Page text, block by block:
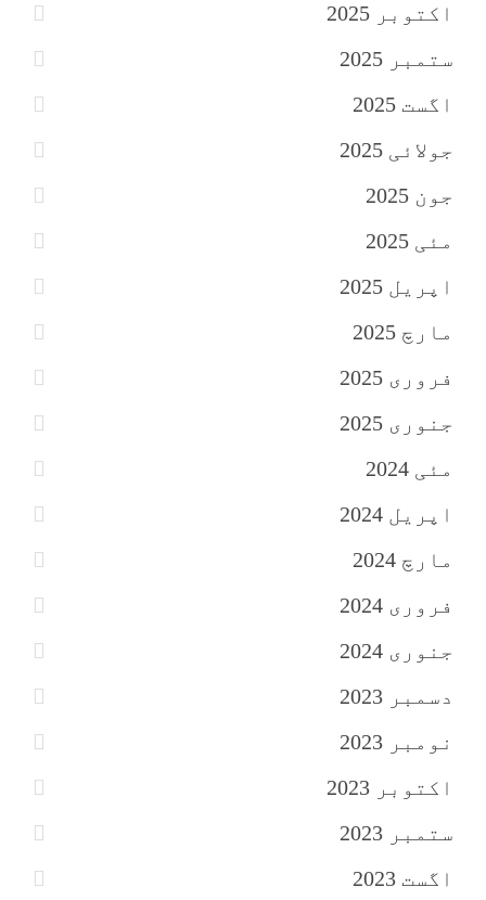
اکتوبر 2025
ستمبر 2025
اگست 2025
جولائی 2025
جون 2025
مئی 2025
اپریل 2025
مارچ 2025
فروری 2025
جنوری 2025
مئی 2024
اپریل 2024
مارچ 2024
فروری 2024
جنوری 2024
دسمبر 2023
نومبر 2023
اکتوبر 2023
ستمبر 2023
اگست 2023